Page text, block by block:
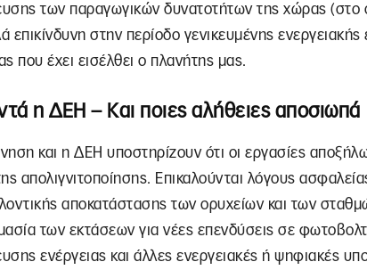
των παραγωγικών δυνατοτήτων της χώρας (στο
επικίνδυνη στην περίοδο γενικευμένης ενεργειακής
που έχει εισέλθει ο πλανήτης μας.
η ΔΕΗ – Και ποιες αλήθειες αποσιωπά
και η ΔΕΗ υποστηρίζουν ότι οι εργασίες
απολιγνιτοποίησης. Επικαλούνται λόγους
αποκατάστασης των ορυχείων και των
των εκτάσεων για νέες επενδύσεις σε
ενέργειας και άλλες ενεργειακές ή ψηφιακές